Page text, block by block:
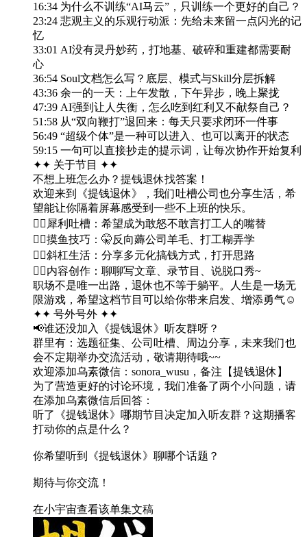
16:34 为什么不训练“AI马云”，只训练一个更好的自己？
23:24 悲观主义的乐观行动派：先给未来留一点闪光的记
忆
33:01 AI没有灵丹妙药，打地基、破碎和重建都需要耐
心
36:54 Soul文档怎么写？底层、模式与Skill分层拆解
43:36 余一的一天：上午发散，下午异步，晚上聚拢
47:39 AI强到让人失衡，怎么吃到红利又不献祭自己？
51:58 从“双向鞭打”退回来：每天只要求闭环一件事
56:49 “超级个体”是一种可以进入、也可以离开的状态
59:15 一句可以直接抄走的提示词，让每次协作开始复利
✦✦ 关于节目 ✦✦
不想上班怎么办？提钱退休找答案！
欢迎来到《提钱退休》，我们吐槽公司也分享生活，希
望能让你隔着屏幕感受到一些不上班的快乐。
👉🏻犀利吐槽：希望成为敢怒不敢言打工人的嘴替
👉🏻摸鱼技巧：🤫反向薅公司羊毛、打工糊弄学
👉🏻斜杠生活：分享多元化搞钱方式，打开思路
👉🏻内容创作：聊聊写文章、录节目、说脱口秀~
职场不是唯一出路，退休也不等于躺平。人生是一场无
限游戏，希望这档节目可以给你带来启发、增添勇气☺️
✦✦ 号外号外 ✦✦
📢谁还没加入《提钱退休》听友群呀？
群里有：选题征集、公司吐槽、周边分享，未来我们也
会不定期举办交流活动，敬请期待哦~~
欢迎添加乌素微信：sonora_wusu，备注【提钱退休】
为了营造更好的讨论环境，我们准备了两个小问题，请
在添加乌素微信后回答：
听了《提钱退休》哪期节目决定加入听友群？这期播客
打动你的点是什么？
你希望听到《提钱退休》聊哪个话题？
期待与你交流！
在小宇宙查看该单集文稿